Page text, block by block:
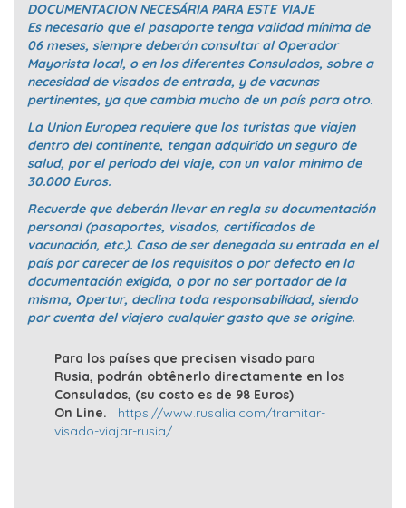
DOCUMENTACION NECESÁRIA PARA ESTE VIAJE
Es necesario que el pasaporte tenga validad mínima de
06 meses, siempre deberán consultar al Operador
Mayorista local, o en los diferentes Consulados, sobre a
necesidad de visados de entrada, y de vacunas
pertinentes, ya que cambia mucho de un país para otro.
La Union Europea requiere que los turistas que viajen
dentro del continente, tengan adquirido un seguro de
salud, por el periodo del viaje, con un valor minimo de
30.000 Euros.
Recuerde que deberán llevar en regla su documentación
personal (pasaportes, visados, certificados de
vacunación, etc.). Caso de ser denegada su entrada en el
país por carecer de los requisitos o por defecto en la
documentación exigida, o por no ser portador de la
misma, Opertur, declina toda responsabilidad, siendo
por cuenta del viajero cualquier gasto que se origine.
Para los países que precisen visado para
Rusia, podrán obtênerlo directamente en los
Consulados, (su costo es de 98 Euros)
On Line. https://www.rusalia.com/tramitar-
visado-viajar-rusia/